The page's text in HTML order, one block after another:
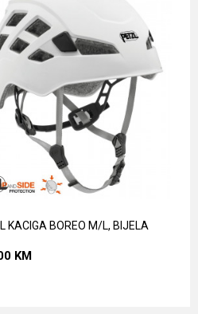
POŠALJI
KACIGA BOREO M/L, BIJELA
KM